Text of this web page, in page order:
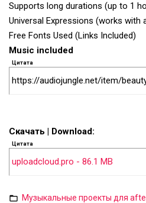
Supports long durations (up to 1
Universal Expressions (works with
Free Fonts Used (Links Included)
Music included
Цитата
https://audiojungle.net/item/
Скачать | Download:
Цитата
uploadcloud.pro - 86.1 MB
Музыкальные проекты для